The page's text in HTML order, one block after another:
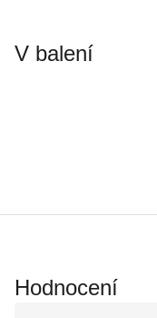
V balení
Hodnocení